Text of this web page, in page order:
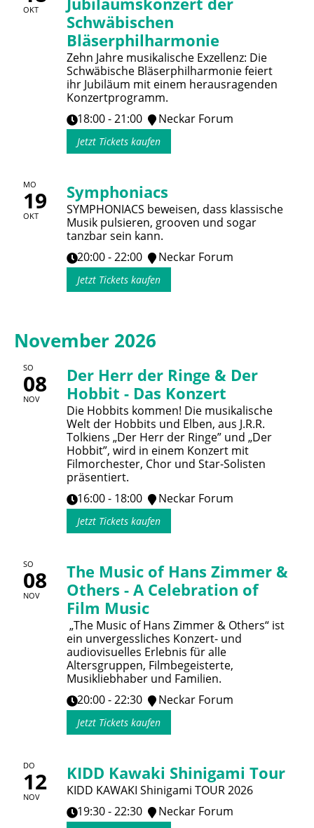
OKT
Schwäbischen
Bläserphilharmonie
Zehn Jahre musikalische Exzellenz: Die
Schwäbische Bläserphilharmonie feiert
ihr Jubiläum mit einem herausragenden
Konzertprogramm.
18:00 - 21:00
Neckar Forum
Jetzt Tickets kaufen
MO
19
OKT
Symphoniacs
SYMPHONIACS beweisen, dass klassische
Musik pulsieren, grooven und sogar
tanzbar sein kann.
20:00 - 22:00
Neckar Forum
Jetzt Tickets kaufen
November 2026
SO
08
NOV
Der Herr der Ringe & Der
Hobbit - Das Konzert
Die Hobbits kommen! Die musikalische
Welt der Hobbits und Elben, aus J.R.R.
Tolkiens „Der Herr der Ringe” und „Der
Hobbit”, wird in einem Konzert mit
Filmorchester, Chor und Star-Solisten
präsentiert.
16:00 - 18:00
Neckar Forum
Jetzt Tickets kaufen
SO
08
NOV
The Music of Hans Zimmer &
Others - A Celebration of
Film Music
„The Music of Hans Zimmer & Others“ ist
ein unvergessliches Konzert- und
audiovisuelles Erlebnis für alle
Altersgruppen, Filmbegeisterte,
Musikliebhaber und Familien.
20:00 - 22:30
Neckar Forum
Jetzt Tickets kaufen
DO
12
NOV
KIDD Kawaki Shinigami Tour
KIDD KAWAKI Shinigami TOUR 2026
19:30 - 22:30
Neckar Forum